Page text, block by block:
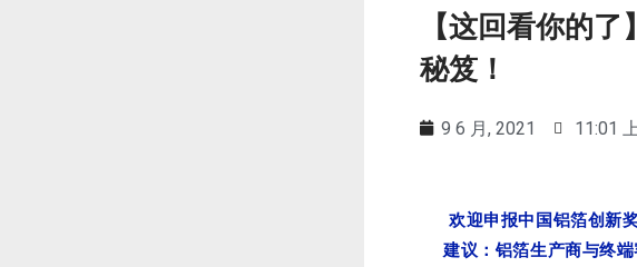
【这回看你的
秘笈！
9 6 月, 2021 11:01
欢迎申报中国铝箔创新
建议：铝箔生产商与终端